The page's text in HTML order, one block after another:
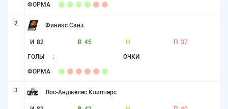
ФОРМА
2 Финикс Санз
И 82 В 45 Н П 37
ГОЛЫ : ОЧКИ
ФОРМА
3 Лос-Анджелес Клипперс